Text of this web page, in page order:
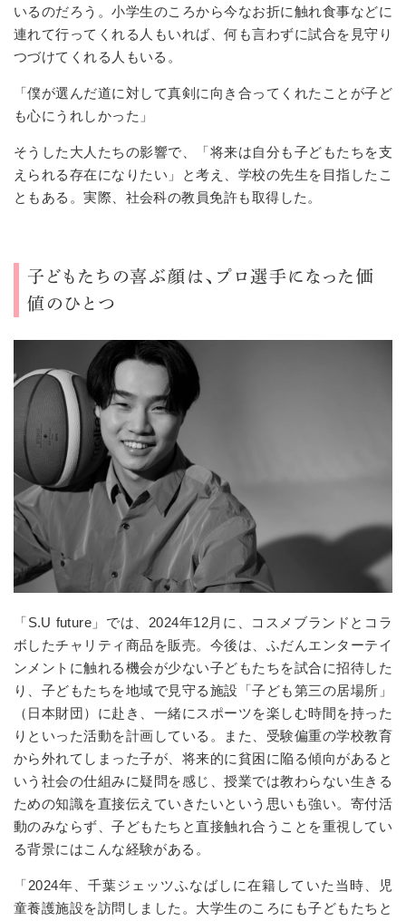
いるのだろう。小学生のころから今なお折に触れ食事などに
連れて行ってくれる人もいれば、何も言わずに試合を見守り
つづけてくれる人もいる。
「僕が選んだ道に対して真剣に向き合ってくれたことが子ど
も心にうれしかった」
そうした大人たちの影響で、「将来は自分も子どもたちを支
えられる存在になりたい」と考え、学校の先生を目指したこ
ともある。実際、社会科の教員免許も取得した。
子どもたちの喜ぶ顔は、プロ選手になった価
値のひとつ
「S.U future」では、2024年12月に、コスメブランドとコラ
ボしたチャリティ商品を販売。今後は、ふだんエンターテイ
ンメントに触れる機会が少ない子どもたちを試合に招待した
り、子どもたちを地域で見守る施設「子ども第三の居場所」
（日本財団）に赴き、一緒にスポーツを楽しむ時間を持った
りといった活動を計画している。また、受験偏重の学校教育
から外れてしまった子が、将来的に貧困に陥る傾向があると
いう社会の仕組みに疑問を感じ、授業では教わらない生きる
ための知識を直接伝えていきたいという思いも強い。寄付活
動のみならず、子どもたちと直接触れ合うことを重視してい
る背景にはこんな経験がある。
「2024年、千葉ジェッツふなばし に在籍していた当時、児
童養護施設を訪問しました。大学生のころにも子どもたちと